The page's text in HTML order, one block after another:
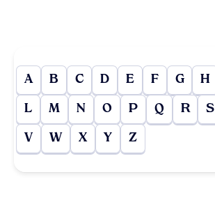
A B C D E F G H
L M N O P Q R S
V W X Y Z